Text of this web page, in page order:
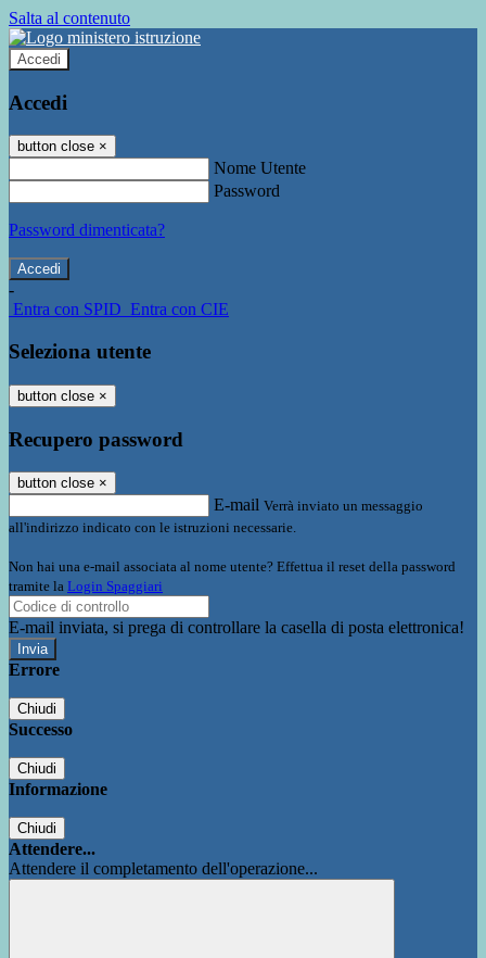
Salta al contenuto
Accedi
Accedi
button close ×
Nome Utente
Password
Password dimenticata?
-
Entra con SPID Entra con CIE
Seleziona utente
button close ×
Recupero password
button close ×
E-mail Verrà inviato un messaggio
all'indirizzo indicato con le istruzioni necessarie.
Non hai una e-mail associata al nome utente? Effettua il reset della password
tramite la Login Spaggiari
E-mail inviata, si prega di controllare la casella di posta elettronica!
Errore
Chiudi
Successo
Chiudi
Informazione
Chiudi
Attendere...
Attendere il completamento dell'operazione...